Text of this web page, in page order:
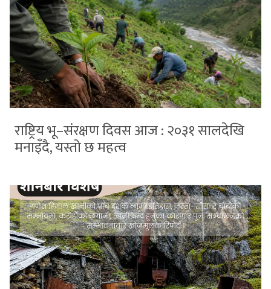
राष्ट्रिय भू–संरक्षण दिवस आज : २०३१ सालदेखि
मनाइँदै, यस्तो छ महत्व